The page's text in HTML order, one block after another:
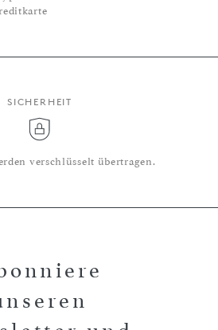
SICHERHEIT
verschlüsselt übertragen.